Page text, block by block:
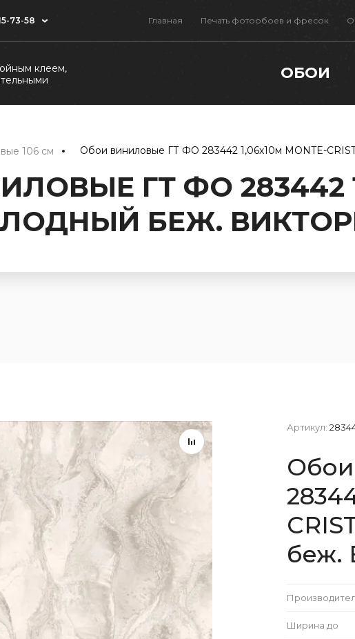
73-58 Главная Печать фотообоев и фресок
клеем,
ОБОИ
106 см Обои виниловые ГТ ФО 283442 1,06х10м MONTE-
ГТ ФО 283442
БЕЖ.
Артикул:
беж.
Ширина до